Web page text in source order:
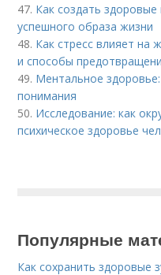
47. Как создать
успешного образа жизни
48. Как стресс влияет на
и способы
49. Ментальное
понимания
50. Исследование: как
психическое здоровье
Популярные
Как сохранить здоровые